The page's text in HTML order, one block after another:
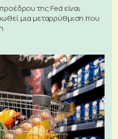
της Fed είναι
μια μεταρρύθμιση που